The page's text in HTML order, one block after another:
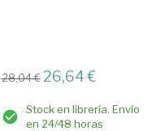
28,04 € 26,64 €
Stock en librería. Envío
en 24/48 horas